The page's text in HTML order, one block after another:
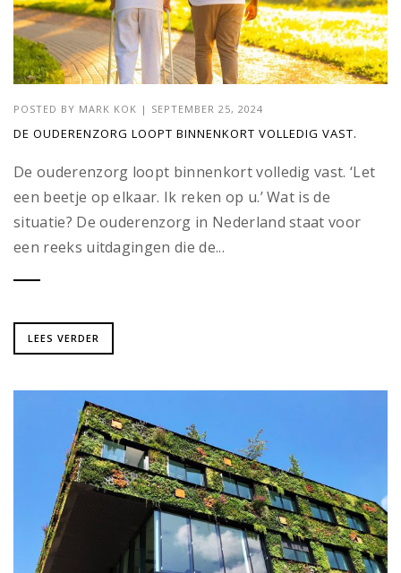
POSTED BY MARK KOK | SEPTEMBER 25, 2024
DE OUDERENZORG LOOPT BINNENKORT VOLLEDIG VAST.
De ouderenzorg loopt binnenkort volledig vast. ‘Let
een beetje op elkaar. Ik reken op u.’ Wat is de
situatie? De ouderenzorg in Nederland staat voor
een reeks uitdagingen die de...
LEES VERDER